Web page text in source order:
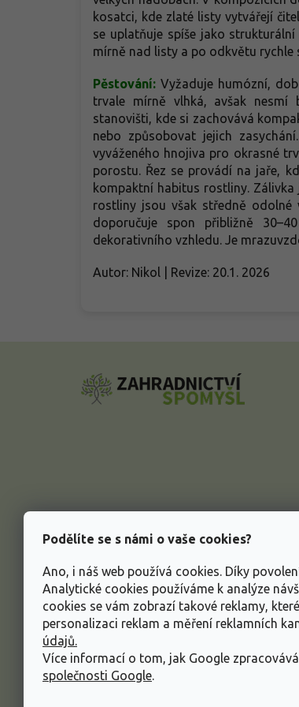
Podělíte se s námi o vaše cookies?
Ano, i náš web používá cookies. Díky
Analytické cookies používáme k analýze
cookies se vám zobrazí takové reklamy,
personalizaci reklam a měření reklamních
údajů.
Více informací o tom, jak Google
společnosti Google.
kosatci, kde zlaté listy vytvářejí
se uplatňuje spíše jako
mírně nad listy a po odkvětu
Pěstování: Vyžaduje humózní,
trvale mírně vlhká, avšak nesmí
stanovišti, kde si zachovává
nebo způsobovat jejich
vyváženého hnojiva pro okrasné
porostu. Řez se provádí na jaře,
kompaktní habitus rostliny. Zálivka
rostliny jsou však středně odolné
doporučuje spon přibližně
dekorativního vzhledu. Je
Autor: Nikol | Revize: 20.1. 2026